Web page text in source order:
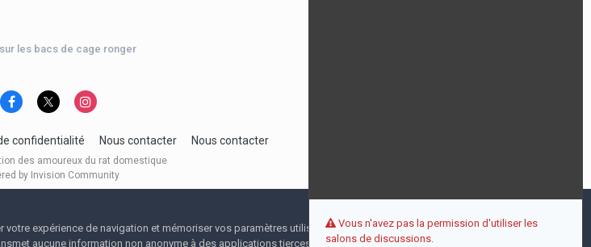
les bacs de cage ronger
Vous n'avez pas la permission d'utiliser les
salons de discussions.
confidentialité Nous contacter Nous contacter
des amoureux du rat domestique
by Invision Community
expérience de navigation et mémoriser vos paramètres utilisateur pendant votre visite. Aucune
aucune information non anonyme à des applications tierces.
I accept